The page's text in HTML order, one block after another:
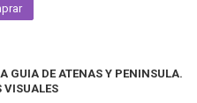
GUIA DE ATENAS Y PENINSULA.
VISUALES